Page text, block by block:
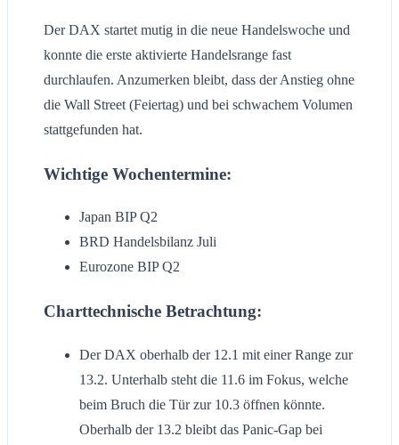
Der DAX startet mutig in die neue Handelswoche und
konnte die erste aktivierte Handelsrange fast
durchlaufen. Anzumerken bleibt, dass der Anstieg ohne
die Wall Street (Feiertag) und bei schwachem Volumen
stattgefunden hat.
Wichtige Wochentermine:
Japan BIP Q2
BRD Handelsbilanz Juli
Eurozone BIP Q2
Charttechnische Betrachtung:
Der DAX oberhalb der 12.1 mit einer Range zur
13.2. Unterhalb steht die 11.6 im Fokus, welche
beim Bruch die Tür zur 10.3 öffnen könnte.
Oberhalb der 13.2 bleibt das Panic-Gap bei